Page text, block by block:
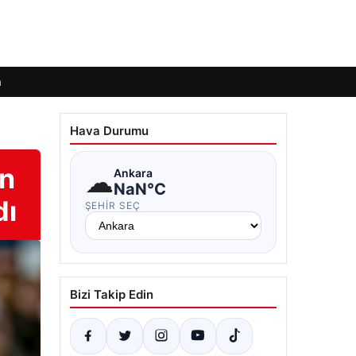
Hava Durumu
☁Ankara
NaN°C
ŞEHIR SEÇ
Bizi Takip Edin